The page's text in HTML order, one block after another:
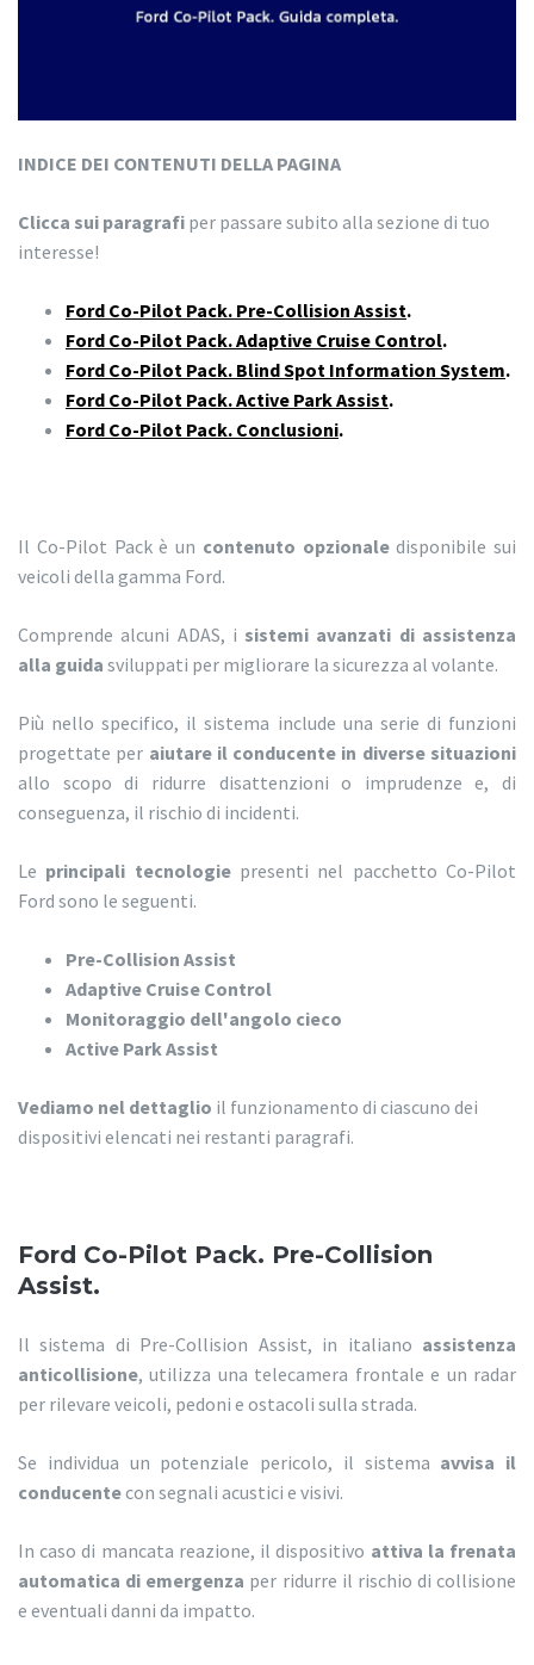
INDICE DEI CONTENUTI DELLA PAGINA
Clicca sui paragrafi per passare subito alla sezione di tuo
interesse!
Ford Co-Pilot Pack. Pre-Collision Assist.
Ford Co-Pilot Pack. Adaptive Cruise Control.
Ford Co-Pilot Pack. Blind Spot Information System.
Ford Co-Pilot Pack. Active Park Assist.
Ford Co-Pilot Pack. Conclusioni.
Il Co-Pilot Pack è un contenuto opzionaledisponibile sui
veicoli della gamma Ford.
Comprende alcuni ADAS, i sistemi avanzati di assistenza
alla guida sviluppati per migliorare la sicurezza al volante.
Più nello specifico, il sistema include una serie di funzioni
progettate per aiutare il conducente in diverse situazioni
allo scopo di ridurre disattenzioni o imprudenze e, di
conseguenza, il rischio di incidenti.
Le principali tecnologiepresenti nel pacchetto Co-Pilot
Ford sono le seguenti.
Pre-Collision Assist
Adaptive Cruise Control
Monitoraggio dell'angolo cieco
Active Park Assist
Vediamo nel dettaglio il funzionamento di ciascuno dei
dispositivi elencati nei restanti paragrafi.
Ford Co-Pilot Pack. Pre-Collision
Assist.
Il sistema di Pre-Collision Assist, in italiano assistenza
anticollisione, utilizza una telecamera frontale e un radar
per rilevare veicoli, pedoni e ostacoli sulla strada.
Se individua un potenziale pericolo, il sistema avvisa il
conducentecon segnali acustici e visivi.
In caso di mancata reazione, il dispositivo attiva la frenata
automatica di emergenza per ridurre il rischio di collisione
e eventuali danni da impatto.